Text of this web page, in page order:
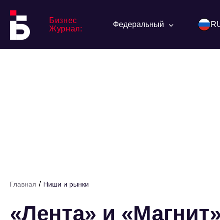
Бизнес
Журнал:
Федеральный
Главная / Ниши и рынки
«Лента» и